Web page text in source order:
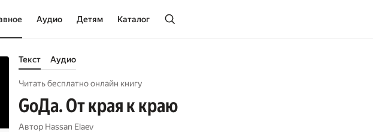
Аудио Детям Каталог
Текст Аудио
Читать бесплатно онлайн книгу
GоДа. От края к краю
Автор Hassan Elaev